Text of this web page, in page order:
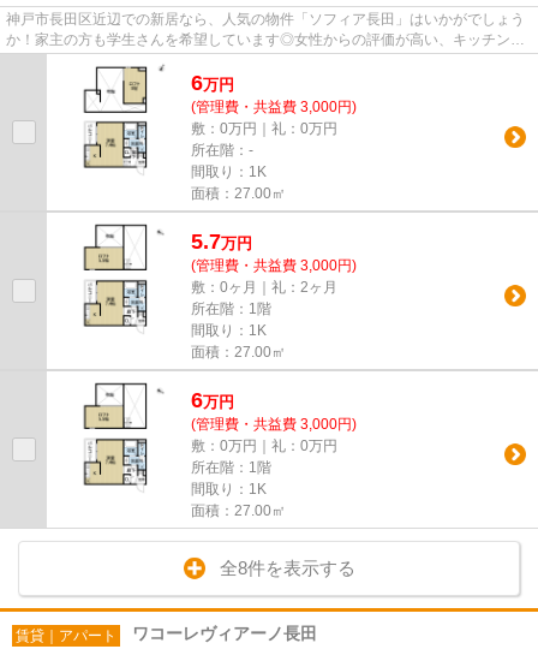
神戸市長田区近辺での新居なら、人気の物件「ソフィア長田」はいかがでしょう
か！家主の方も学生さんを希望しています◎女性からの評価が高い、キッチンス
ぺースのある物件！住みよい環...
6万円
(管理費・共益費 3,000円)
敷：0万円｜礼：0万円
所在階：-
間取り：1K
面積：27.00㎡
5.7万円
(管理費・共益費 3,000円)
敷：0ヶ月｜礼：2ヶ月
所在階：1階
間取り：1K
面積：27.00㎡
6万円
(管理費・共益費 3,000円)
敷：0万円｜礼：0万円
所在階：1階
間取り：1K
面積：27.00㎡
全8件を表示する
賃貸｜アパート ワコーレヴィアーノ長田